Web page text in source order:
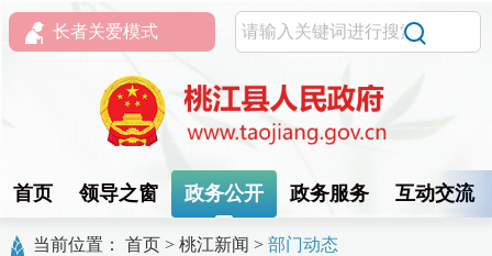
长者关爱模式
首页 领导之窗 政务公开 政务服务 互动交流
当前位置： 首页 > 桃江新闻 > 部门动态